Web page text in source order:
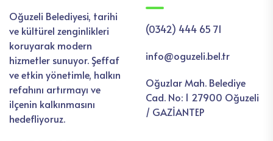
Oğuzeli Belediyesi, tarihi
ve kültürel zenginlikleri
koruyarak modern
hizmetler sunuyor. Şeffaf
ve etkin yönetimle, halkın
refahını artırmayı ve
ilçenin kalkınmasını
hedefliyoruz.
(0342) 444 65 71
info@oguzeli.bel.tr
Oğuzlar Mah. Belediye
Cad. No: 1 27900 Oğuzeli
/ GAZİANTEP